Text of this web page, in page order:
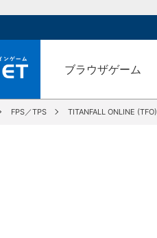
ブラウザゲーム
FPS／TPS TITANFALL ONLINE (TFO)